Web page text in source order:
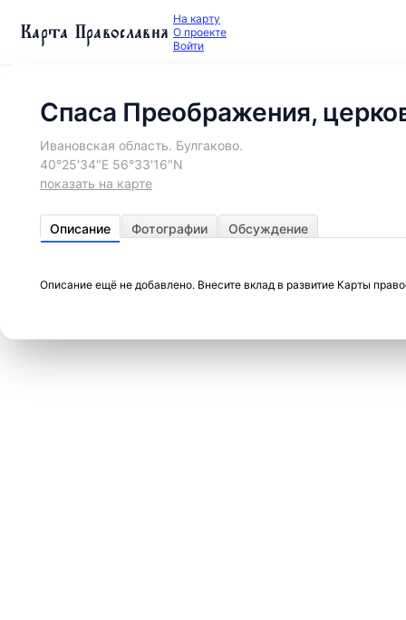
Карта Православия На карту
О проекте
Войти
Спаса Преображения,
Ивановская область. Булгаково.
40°25′34″E 56°33′16″N
показать на карте
Описание Фотографии Обсуждение
Описание ещё не добавлено. Внесите вклад в развитие Карты